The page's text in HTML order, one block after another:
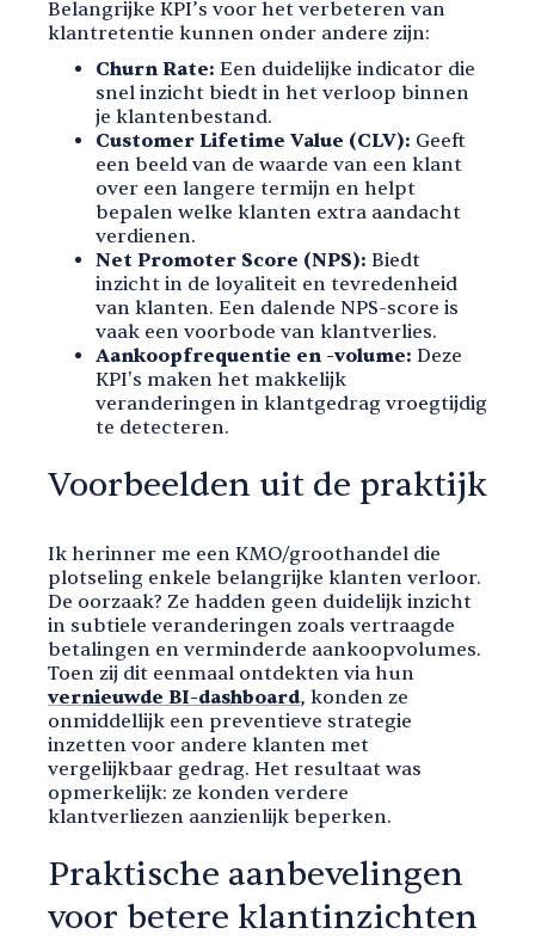
Belangrijke KPI’s voor het verbeteren van
klantretentie kunnen onder andere zijn:
Churn Rate: Een duidelijke indicator die
snel inzicht biedt in het verloop binnen
je klantenbestand.
Customer Lifetime Value (CLV): Geeft
een beeld van de waarde van een klant
over een langere termijn en helpt
bepalen welke klanten extra aandacht
verdienen.
Net Promoter Score (NPS): Biedt
inzicht in de loyaliteit en tevredenheid
van klanten. Een dalende NPS-score is
vaak een voorbode van klantverlies.
Aankoopfrequentie en -volume: Deze
KPI's maken het makkelijk
veranderingen in klantgedrag vroegtijdig
te detecteren.
Voorbeelden uit de praktijk
Ik herinner me een KMO/groothandel die
plotseling enkele belangrijke klanten verloor.
De oorzaak? Ze hadden geen duidelijk inzicht
in subtiele veranderingen zoals vertraagde
betalingen en verminderde aankoopvolumes.
Toen zij dit eenmaal ontdekten via hun
vernieuwde BI-dashboard, konden ze
onmiddellijk een preventieve strategie
inzetten voor andere klanten met
vergelijkbaar gedrag. Het resultaat was
opmerkelijk: ze konden verdere
klantverliezen aanzienlijk beperken.
Praktische aanbevelingen
voor betere klantinzichten